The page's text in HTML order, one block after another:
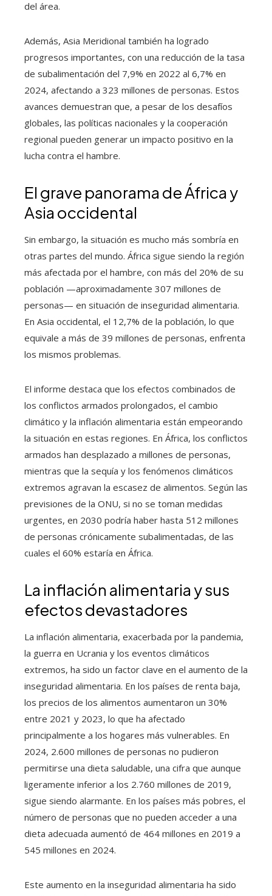
del área.
Además, Asia Meridional también ha logrado
progresos importantes, con una reducción de la tasa
de subalimentación del 7,9% en 2022 al 6,7% en
2024, afectando a 323 millones de personas. Estos
avances demuestran que, a pesar de los desafíos
globales, las políticas nacionales y la cooperación
regional pueden generar un impacto positivo en la
lucha contra el hambre.
El grave panorama de África y
Asia occidental
Sin embargo, la situación es mucho más sombría en
otras partes del mundo. África sigue siendo la región
más afectada por el hambre, con más del 20% de su
población —aproximadamente 307 millones de
personas— en situación de inseguridad alimentaria.
En Asia occidental, el 12,7% de la población, lo que
equivale a más de 39 millones de personas, enfrenta
los mismos problemas.
El informe destaca que los efectos combinados de
los conflictos armados prolongados, el cambio
climático y la inflación alimentaria están empeorando
la situación en estas regiones. En África, los conflictos
armados han desplazado a millones de personas,
mientras que la sequía y los fenómenos climáticos
extremos agravan la escasez de alimentos. Según las
previsiones de la ONU, si no se toman medidas
urgentes, en 2030 podría haber hasta 512 millones
de personas crónicamente subalimentadas, de las
cuales el 60% estaría en África.
La inflación alimentaria y sus
efectos devastadores
La inflación alimentaria, exacerbada por la pandemia,
la guerra en Ucrania y los eventos climáticos
extremos, ha sido un factor clave en el aumento de la
inseguridad alimentaria. En los países de renta baja,
los precios de los alimentos aumentaron un 30%
entre 2021 y 2023, lo que ha afectado
principalmente a los hogares más vulnerables. En
2024, 2.600 millones de personas no pudieron
permitirse una dieta saludable, una cifra que aunque
ligeramente inferior a los 2.760 millones de 2019,
sigue siendo alarmante. En los países más pobres, el
número de personas que no pueden acceder a una
dieta adecuada aumentó de 464 millones en 2019 a
545 millones en 2024.
Este aumento en la inseguridad alimentaria ha sido